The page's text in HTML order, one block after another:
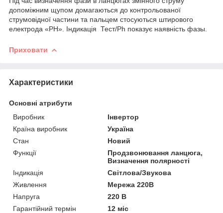
допоміжним щупом домагаються до контрольованої
струмовідної частини та пальцем стосуються штирового
електрода «РH». Індикація Тест/Рh показує наявність фазы.
Приховати
Характеристики
Основні атрибути
Виробник
Інвертор
Країна виробник
Україна
Стан
Новий
Функції
Продзвонювання ланцюга,
Визначення полярності
Індикація
Світлова/Звукова
Живлення
Мережа 220В
Напруга
220 В
Гарантійний термін
12 міс